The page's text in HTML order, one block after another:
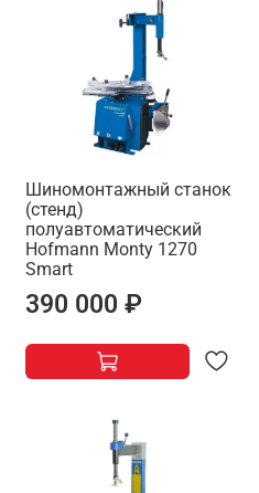
Шиномонтажный станок
(стенд)
полуавтоматический
Hofmann Monty 1270
Smart
390 000 ₽